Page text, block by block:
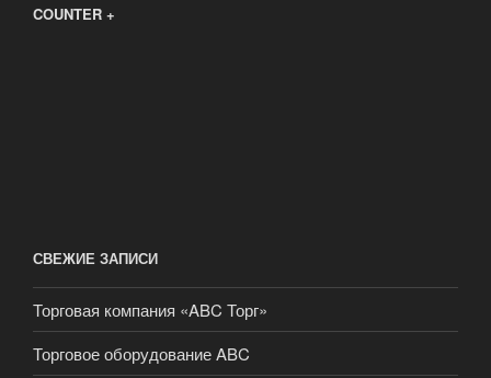
COUNTER +
СВЕЖИЕ ЗАПИСИ
Торговая компания «ABC Торг»
Торговое оборудование ABC